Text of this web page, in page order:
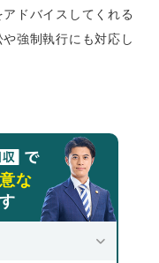
ドバイスしてくれる
強制執行にも対応し
な